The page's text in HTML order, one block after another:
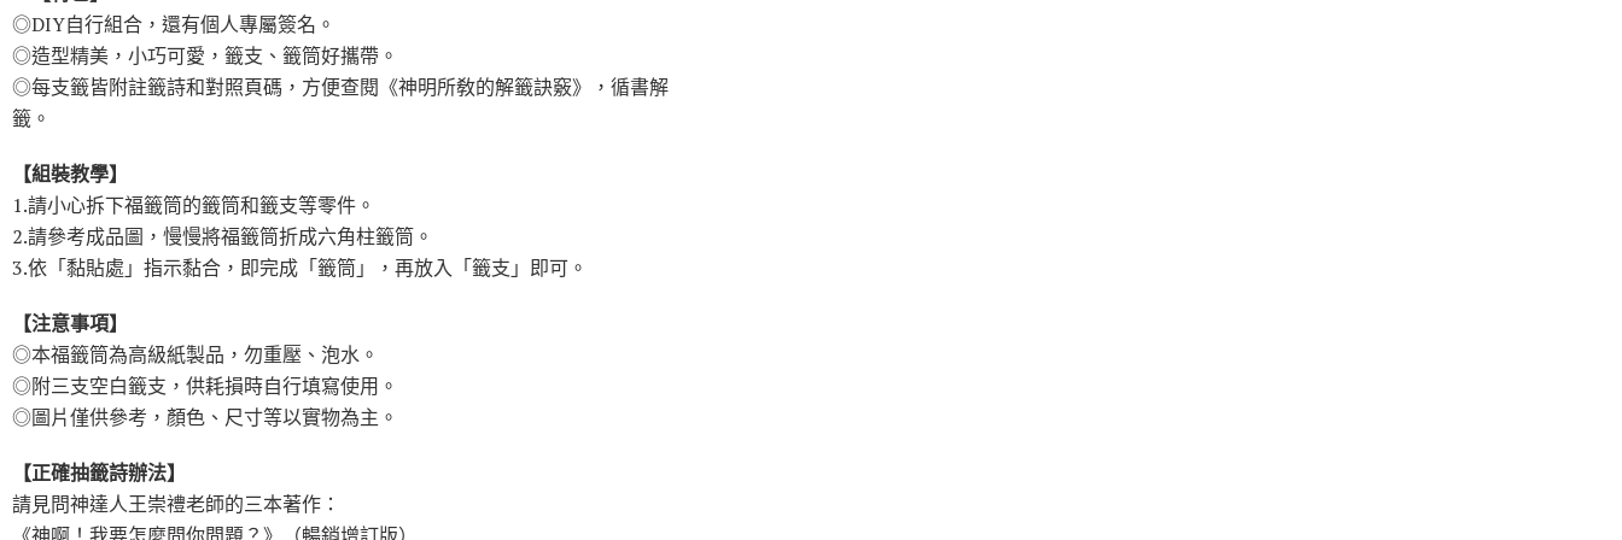
◎DIY自行組合，還有個人專屬簽名。
◎造型精美，小巧可愛，籤支、籤筒好攜帶。
◎每支籤皆附註籤詩和對照頁碼，方便查閱《神明所敎的解籤訣竅》，循書解
籤。
【組裝教學】
1.請小心拆下福籤筒的籤筒和籤支等零件。
2.請參考成品圖，慢慢將福籤筒折成六角柱籤筒。
3.依「黏貼處」指示黏合，即完成「籤筒」，再放入「籤支」即可。
【注意事項】
◎本福籤筒為高級紙製品，勿重壓、泡水。
◎附三支空白籤支，供耗損時自行填寫使用。
◎圖片僅供參考，顏色、尺寸等以實物為主。
【正確抽籤詩辦法】
請見問神達人王崇禮老師的三本著作：